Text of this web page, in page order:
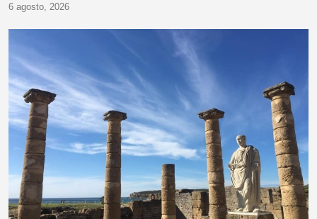
6 agosto, 2026